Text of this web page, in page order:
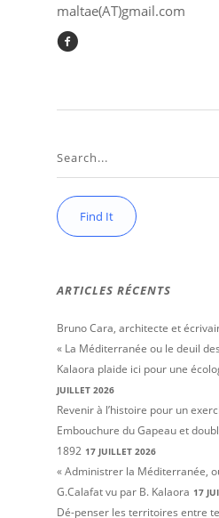
maltae(AT)gmail.com
ARTICLES RÉCENTS
Bruno Cara, architecte et
« La Méditerranée ou le deuil
Kalaora plaide ici pour une
JUILLET 2026
Revenir à l’histoire pour un
Embouchure du Gapeau et
1892 17 JUILLET 2026
« Administrer la Méditerranée,
G.Calafat vu par B. Kalaora 17
Dé-penser les territoires entre